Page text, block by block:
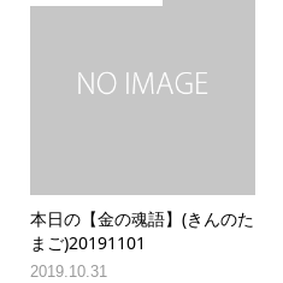
本日の【金の魂語】(きんのた
まご)20191101
2019.10.31